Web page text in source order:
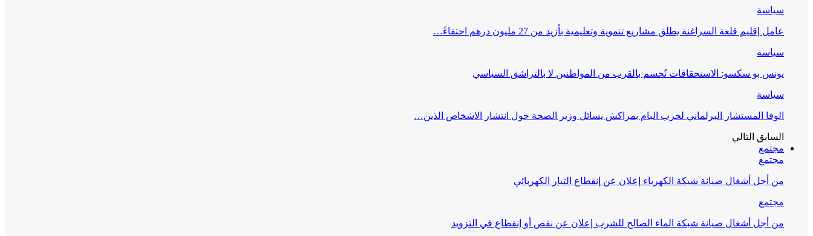
سياسة
عامل إقليم قلعة السراغنة يطلق مشاريع تنموية وتعليمية بأزيد من 27 مليون درهم احتفاءً…
سياسة
يونس بو سكسو: الاستحقاقات تُحسم بالقرب من المواطنين لا بالتراشق السياسي
سياسة
الوفا المستشار البرلماني لحزب البام بمراكش يسائل وزير الصحة حول انتشار الاشخاص الذين…
السابق التالي
مجتمع
مجتمع
من أجل أشغال صيانة شبكة الكهرباء إعلان عن إنقطاع التيار الكهربائي
مجتمع
من أجل أشغال صيانة شبكة الماء الصالح للشرب إعلان عن نقص أو إنقطاع في التزويد